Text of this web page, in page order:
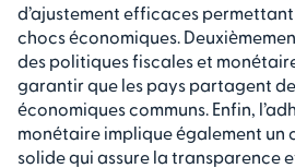
d’ajustement efficaces
chocs économiques.
des politiques fiscales et
garantir que les pays partagent
économiques communs. Enfin,
monétaire implique également un
solide qui assure la transparence